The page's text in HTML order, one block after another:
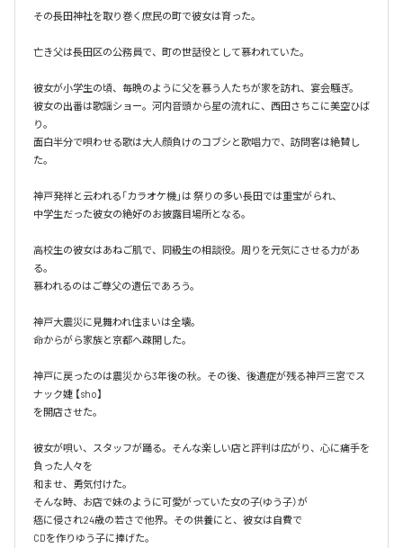
その長田神社を取り巻く庶民の町で彼女は育った。
亡き父は長田区の公務員で、町の世話役として慕われていた。
彼女が小学生の頃、毎晩のように父を慕う人たちが家を訪れ、宴会騒ぎ。
彼女の出番は歌謡ショー。河内音頭から星の流れに、西田さちこに美空ひば
り。
面白半分で唄わせる歌は大人顔負けのコブシと歌唱力で、訪問客は絶賛し
た。
神戸発祥と云われる「カラオケ機｣は 祭りの多い長田では重宝がられ、
中学生だった彼女の絶好のお披露目場所となる。
高校生の彼女はあねご肌で、同級生の相談役。周りを元気にさせる力があ
る。
慕われるのはご尊父の遺伝であろう。
神戸大震災に見舞われ住まいは全壊。
命からがら家族と京都へ疎開した。
神戸に戻ったのは震災から3年後の秋。その後、後遺症が残る神戸三宮でス
ナック婕 【sho】
を開店させた。
彼女が唄い、スタッフが踊る。そんな楽しい店と評判は広がり、心に痛手を
負った人々を
和ませ、勇気付けた。
そんな時、お店で妹のように可愛がっていた女の子(ゆう子）が
癌に侵され24歳の若さで他界。その供養にと、彼女は自費で
CDを作りゆう子に捧げた。